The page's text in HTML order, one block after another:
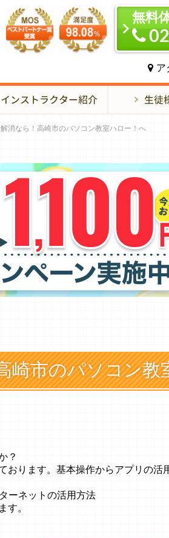
無料
ア
消なら！高崎市のパソコン教室ハロー！へ
崎市のパソコン教
？
ります。基本操作からアプリの活
ーネットの活用方法
す。